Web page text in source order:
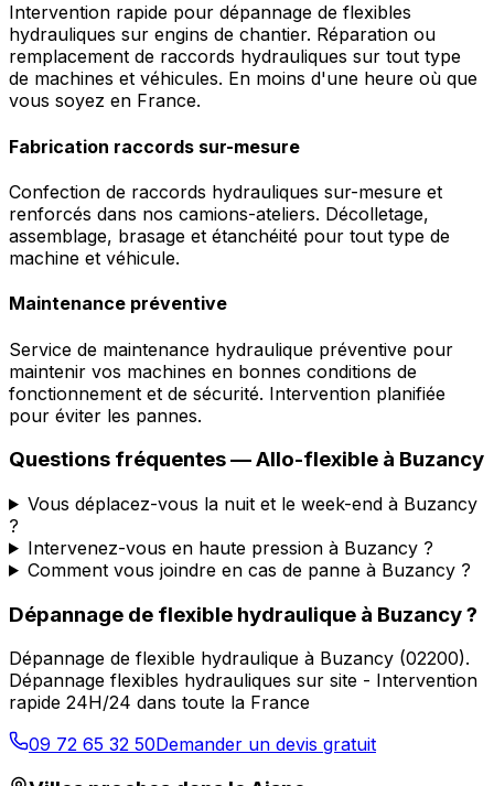
Intervention rapide pour dépannage de flexibles
hydrauliques sur engins de chantier. Réparation ou
remplacement de raccords hydrauliques sur tout type
de machines et véhicules. En moins d'une heure où que
vous soyez en France.
Fabrication raccords sur-mesure
Confection de raccords hydrauliques sur-mesure et
renforcés dans nos camions-ateliers. Décolletage,
assemblage, brasage et étanchéité pour tout type de
machine et véhicule.
Maintenance préventive
Service de maintenance hydraulique préventive pour
maintenir vos machines en bonnes conditions de
fonctionnement et de sécurité. Intervention planifiée
pour éviter les pannes.
Questions fréquentes —Allo-flexible à Buzancy
Vous déplacez-vous la nuit et le week-end à Buzancy
?
Intervenez-vous en haute pression à Buzancy ?
Comment vous joindre en cas de panne à Buzancy ?
Dépannage de flexible hydraulique à Buzancy?
Dépannage de flexible hydraulique à Buzancy (02200).
Dépannage flexibles hydrauliques sur site - Intervention
rapide 24H/24 dans toute la France
09 72 65 32 50Demander un devis gratuit